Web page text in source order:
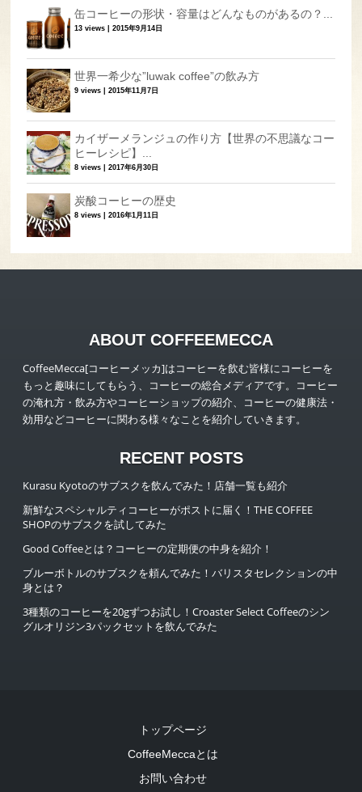
缶コーヒーの形状・容量はどんなものがあるの？...
13 views |2015年9月14日
世界一希少な”luwak coffee”の飲み方
9 views |2015年11月7日
カイザーメランジュの作り方【世界の不思議なコー
ヒーレシピ】...
8 views |2017年6月30日
炭酸コーヒーの歴史
8 views |2016年1月11日
ABOUT COFFEEMECCA
CoffeeMecca[コーヒーメッカ]はコーヒーを飲む皆様にコーヒーを
もっと趣味にしてもらう、コーヒーの総合メディアです。コーヒー
の淹れ方・飲み方やコーヒーショップの紹介、コーヒーの健康法・
効用などコーヒーに関わる様々なことを紹介していきます。
RECENT POSTS
Kurasu Kyotoのサブスクを飲んでみた！店舗一覧も紹介
新鮮なスペシャルティコーヒーがポストに届く！THE COFFEE
SHOPのサブスクを試してみた
Good Coffeeとは？コーヒーの定期便の中身を紹介！
ブルーボトルのサブスクを頼んでみた！バリスタセレクションの中
身とは？
3種類のコーヒーを20gずつお試し！Croaster Select Coffeeのシン
グルオリジン3パックセットを飲んでみた
トップページ
CoffeeMeccaとは
お問い合わせ